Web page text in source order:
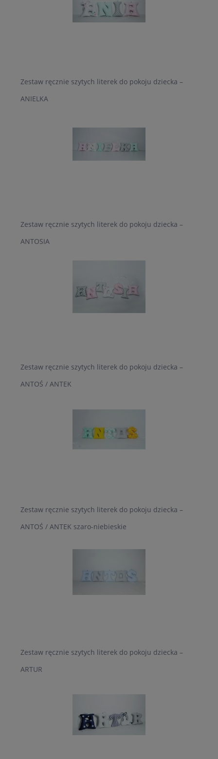
Zestaw ręcznie szytych literek do pokoju dziecka –
ANIELKA
Zestaw ręcznie szytych literek do pokoju dziecka –
ANTOSIA
Zestaw ręcznie szytych literek do pokoju dziecka –
ANTOŚ / ANTEK
Zestaw ręcznie szytych literek do pokoju dziecka –
ANTOŚ / ANTEK szaro-niebieskie
Zestaw ręcznie szytych literek do pokoju dziecka –
ARTUR